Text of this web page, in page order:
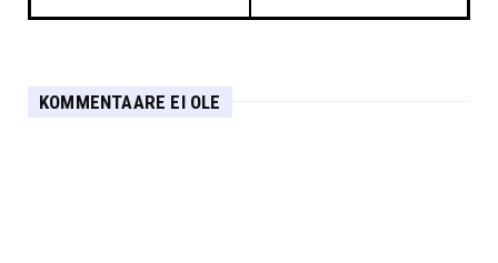
KOMMENTAARE EI OLE